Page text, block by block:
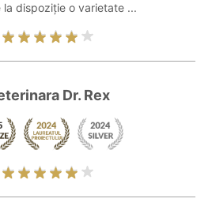
dispoziție o varietate ...
Dr. Rex